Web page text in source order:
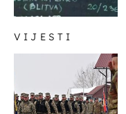
VIJESTI